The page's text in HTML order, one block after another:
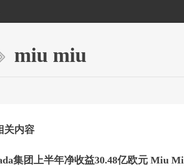
miu miu
关内容
集团上半年净收益30.48亿欧元 Miu